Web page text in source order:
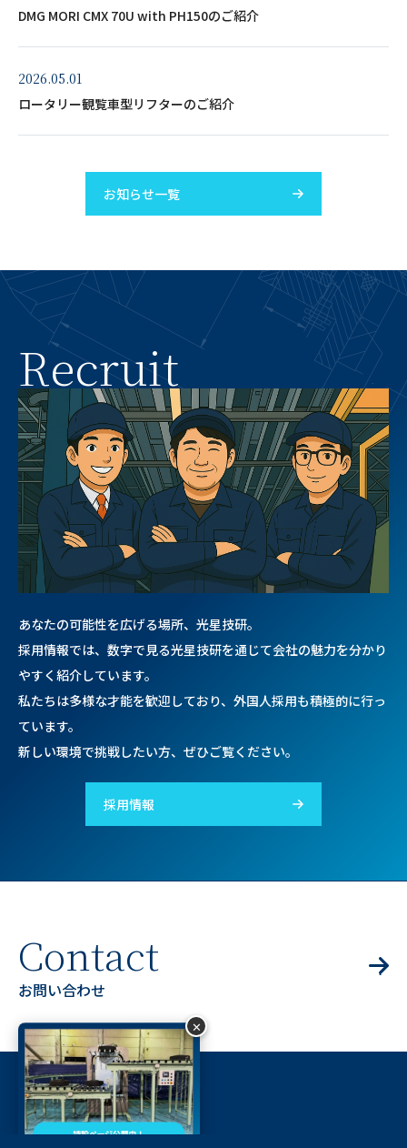
✕
DMG MORI CMX 70U with PH150のご紹介
2026.05.01
ロータリー観覧車型リフターのご紹介
お知らせ一覧
Recruit
あなたの可能性を広げる場所、光星技研。
採用情報では、数字で見る光星技研を通じて会社の魅力を分かり
やすく紹介しています。
私たちは多様な才能を歓迎しており、外国人採用も積極的に行っ
ています。
新しい環境で挑戦したい方、ぜひご覧ください。
採用情報
Contact
お問い合わせ
光星技研とは
企業情報
ギャラリー